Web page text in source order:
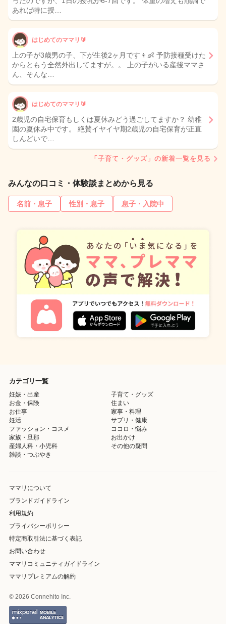
あれば特に授…
はじめてのママリ🔰
上の子が3歳男の子、下が生後2ヶ月です👦👶 予防接種受けた
からともう全然外出してますが。。 上の子がいる産後ママさ
ん、そんな…
はじめてのママリ🔰
2歳児の自宅保育もしくは夏休みどう過ごしてますか？ 幼稚
園の夏休み中です。 絶賛イヤイヤ期2歳児の自宅保育が正直
しんどいで…
「子育て・グッズ」の新着一覧を見る
みんなの口コミ・体験談まとめから見る
名前・息子 性別・息子 息子・入院中
カテゴリ一覧
妊娠・出産
子育て・グッズ
お金・保険
住まい
お仕事
家事・料理
妊活
サプリ・健康
ファッション・コスメ
ココロ・悩み
家族・旦那
お出かけ
産婦人科・小児科
その他の疑問
雑談・つぶやき
ママリについて
ブランドガイドライン
利用規約
プライバシーポリシー
特定商取引法に基づく表記
お問い合わせ
ママリコミュニティガイドライン
ママリプレミアムの解約
© 2026 Connehito Inc.